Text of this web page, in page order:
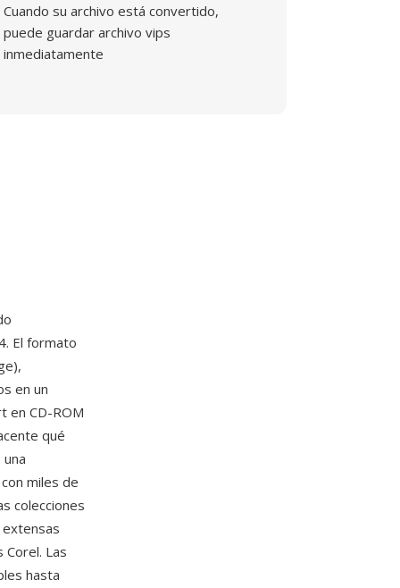
Cuando su archivo está convertido,
puede guardar archivo vips
inmediatamente
El formato
en un
en CD-ROM
qué
miles de
colecciones
extensas
Las
hasta